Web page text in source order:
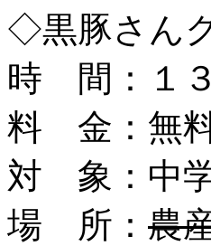
◇黒豚さん
時 間：１
料 金：無
対 象：中
場 所： 農